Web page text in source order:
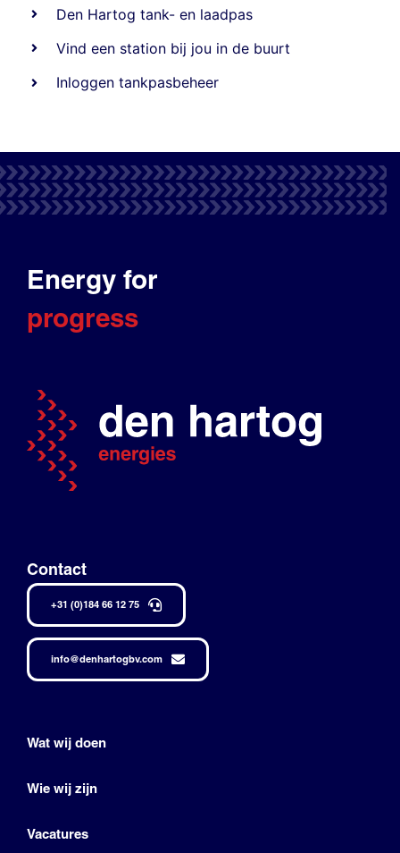
Den Hartog tank- en laadpas
Vind een station bij jou in de buurt
Inloggen tankpasbeheer
Energy for
progress
Contact
+31 (0)184 66 12 75
info@denhartogbv.com
Wat wij doen
Wie wij zijn
Vacatures